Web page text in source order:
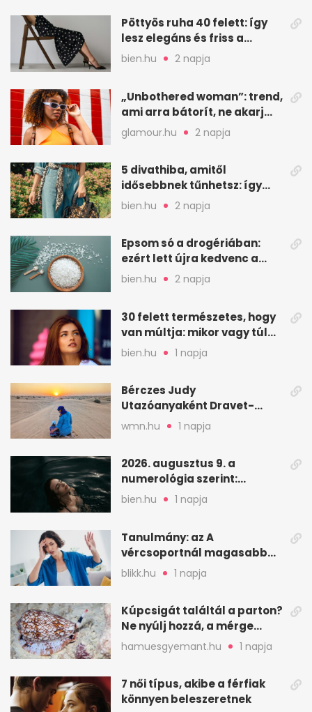
Pöttyös ruha 40 felett: így
lesz elegáns és friss a
kedvenc minta
bien.hu 2 napja
„Unbothered woman”: trend,
ami arra bátorít, ne akarj
mindenkinek megfelelni
glamour.hu 2 napja
5 divathiba, amitől
idősebbnek tűnhetsz: így
frissíts a megjelenéseden
bien.hu 2 napja
Epsom só a drogériában:
ezért lett újra kedvenc a
magnézium-szulfát
bien.hu 2 napja
30 felett természetes, hogy
van múltja: mikor vagy túl
válogatós?
bien.hu 1 napja
Bérczes Judy
Utazóanyaként Dravet-
szindrómás kislányával is
wmn.hu 1 napja
2026. augusztus 9. a
numerológia szerint:
lezárás, megbocsátás,
bien.hu 1 napja
Tanulmány: az A
vércsoportnál magasabb
lehet a sztrók kockázata
blikk.hu 1 napja
Kúpcsigát találtál a parton?
Ne nyúlj hozzá, a mérge
halálos is lehet
hamuesgyemant.hu 1 napja
7 női típus, akibe a férfiak
könnyen beleszeretnek